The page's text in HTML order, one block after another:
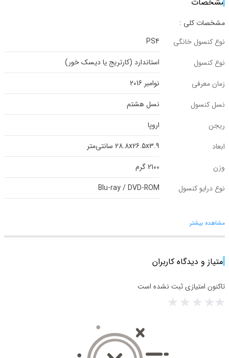
مشخصات کلی :
نوع کنسول خانگی
PS4
نوع کنسول
استاندارد (کارتریج یا دیسک خور)
زمان معرفی
نوامبر 2016
نسل کنسول
نسل هشتم
ریجن
اروپا
ابعاد
28.8x26.5x3.9 سانتی‌متر
وزن
2100 گرم
نوع درایو کنسول
Blu-ray / DVD-ROM
مشاهده بیشتر
امتیاز و دیدگاه کاربران
تاکنون امتیازی ثبت نشده است